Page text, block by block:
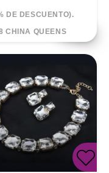
DE DESCUENTO).
CHINA QUEENS